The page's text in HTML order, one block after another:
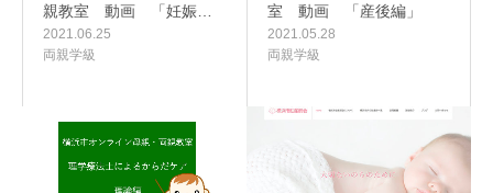
親教室 動画 「妊娠…
2021.06.25
両親学級
室 動画 「産後編」
2021.05.28
両親学級